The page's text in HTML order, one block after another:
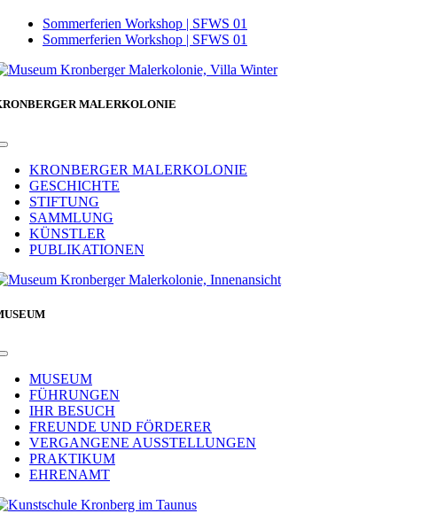
Sommerferien Workshop | SFWS 01
Sommerferien Workshop | SFWS 01
MALERKOLONIE
Toggle
NavigationKRONBERGER MALERKOLONIE
GESCHICHTE
STIFTUNG
SAMMLUNG
KÜNSTLER
PUBLIKATIONEN
Toggle
NavigationMUSEUM
FÜHRUNGEN
IHR BESUCH
FREUNDE UND FÖRDERER
VERGANGENE AUSSTELLUNGEN
PRAKTIKUM
EHRENAMT